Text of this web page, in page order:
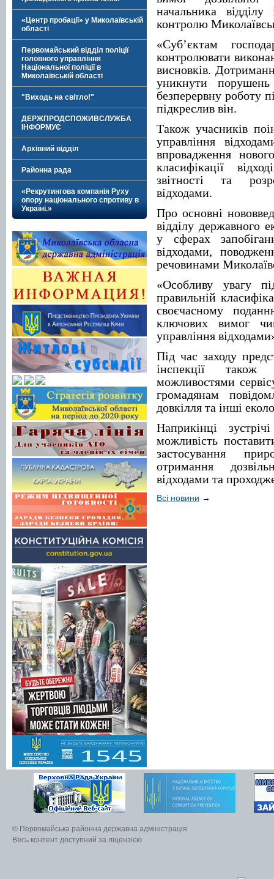
«Центр пробації» у Миколаївській
області
Первомайський відділ поліції
головного управління
Національної поліції в
Миколаївській області
"Виходь на світло!"
ДЕРЖПРОДСПОЖИВСЛУЖБА
ІНФОРМУЄ
Архівний відділ
Районна рада
«Рекрутингова компанія Руху
опору національного спротиву в
Україні.»
начальника відділу
контролю
«Суб’єктам
контролювати
висновків.
уникнути порушень
безперервну роботу
підкреслив він.
Також учасників
управління
впровадження
класифікації
звітності та
відходами.
Про основні
відділу державного
у сферах
відходами,
речовинами
«Особливу увагу
правильній
своєчасному
ключових вимог
управління
Під час заходу
інспекції також
можливостями
громадянам
довкілля та інші
Наприкінці
можливість
застосування
отримання
відходами та
Всі новини →
© Первомайська районна державна адміністрація
Весь контент доступний за ліцензією